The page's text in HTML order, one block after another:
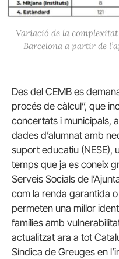
Variació de la
Barcelona a partir de
Des del CEMB es
procés de càlcul”, que
concertats i municipals,
dades d’alumnat amb
suport educatiu (NESE),
temps que ja es coneix
Serveis Socials de
com la renda garantida
permeten una millor
famílies amb
actualitzat ara a tot
Síndica de Greuges en